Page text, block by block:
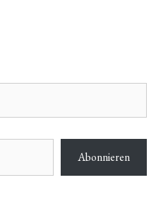
Abonnieren